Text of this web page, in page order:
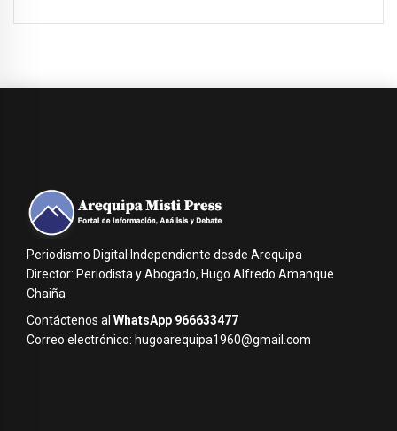
Periodismo Digital Independiente desde Arequipa
Director: Periodista y Abogado, Hugo Alfredo Amanque
Chaiña
Contáctenos al WhatsApp 966633477
Correo electrónico: hugoarequipa1960@gmail.com